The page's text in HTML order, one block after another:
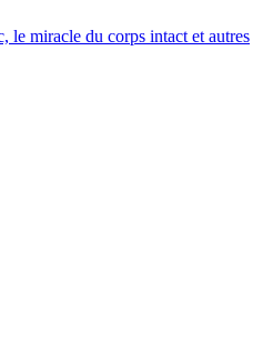
le miracle du corps intact et autres